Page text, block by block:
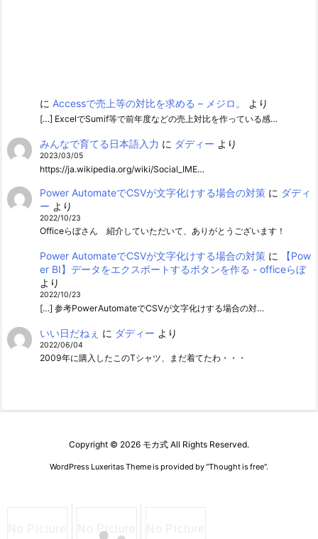
に Accessで売上等の対比を求める – メジロ。 より
[…] ExcelでSumif等で前年度などの売上対比を作っている感…
みんなで育てる日本語入力 に ダディー より
2023/03/05
https://ja.wikipedia.org/wiki/Social_IME…
Power AutomateでCSVが文字化けする場合の対策に ダディ
ー より
2022/10/23
Officeらぼさん 紹介していただいて、ありがとうございます！
Power AutomateでCSVが文字化けする場合の対策に
【Pow
er BI】データをエクスポートするボタンを作る - officeらぼ
より
2022/10/23
[…] 参考PowerAutomateでCSVが文字化けする場合の対…
いい日だねぇ に ダディー より
2022/06/04
2009年に購入したこのTシャツ、まだ着てたわ・・・
Copyright © 2026 モカ式 All Rights Reserved.
WordPress Luxeritas Theme is provided by "Thought is free".